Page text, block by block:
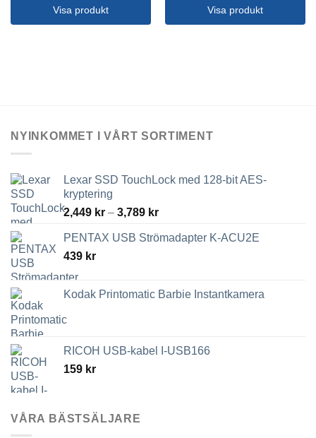
Visa produkt Visa produkt
NYINKOMMET I VÅRT SORTIMENT
Lexar SSD TouchLock med 128-bit AES-
kryptering
2,449 kr – 3,789 krPrisintervall:
till
PENTAX USB Strömadapter K-ACU2E
439 kr
Kodak Printomatic Barbie Instantkamera
RICOH USB-kabel I-USB166
159 kr
VÅRA BÄSTSÄLJARE